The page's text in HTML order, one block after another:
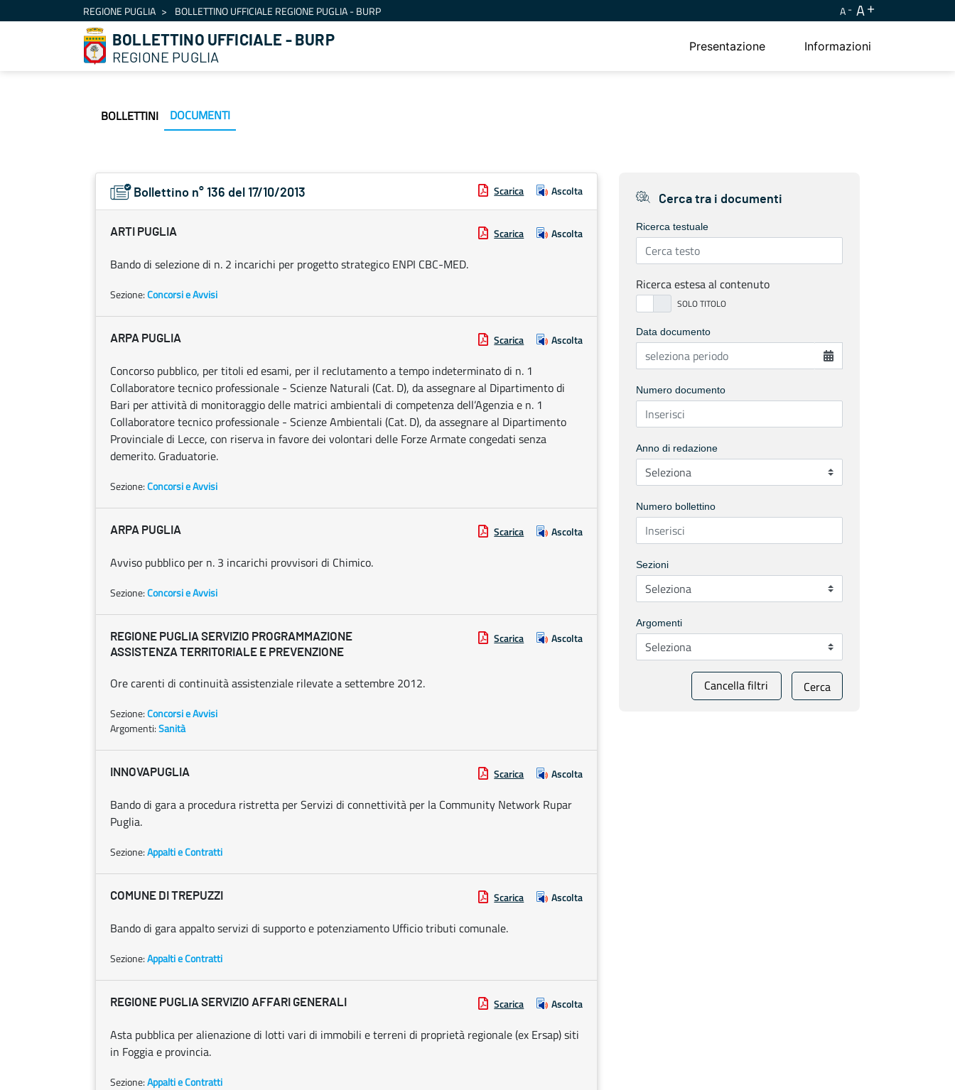
Salta al contenutoREGIONE PUGLIA BOLLETTINO UFFICIALE REGIONE PUGLIA - BURP A A
BOLLETTINO UFFICIALE - BURP
REGIONE PUGLIA
Presentazione Informazioni
BOLLETTINI DOCUMENTI
Bollettino n° 136 del 17/10/2013 Scarica Ascolta
ARTI PUGLIA Scarica Ascolta
Bando di selezione di n. 2 incarichi per progetto strategico ENPI CBC-MED.
Sezione:Concorsi e Avvisi
ARPA PUGLIA Scarica Ascolta
Concorso pubblico, per titoli ed esami, per il reclutamento a tempo indeterminato di n. 1
Collaboratore tecnico professionale - Scienze Naturali (Cat. D), da assegnare al Dipartimento di
Bari per attività di monitoraggio delle matrici ambientali di competenza dell’Agenzia e n. 1
Collaboratore tecnico professionale - Scienze Ambientali (Cat. D), da assegnare al Dipartimento
Provinciale di Lecce, con riserva in favore dei volontari delle Forze Armate congedati senza
demerito. Graduatorie.
Sezione:Concorsi e Avvisi
ARPA PUGLIA Scarica Ascolta
Avviso pubblico per n. 3 incarichi provvisori di Chimico.
Sezione:Concorsi e Avvisi
REGIONE PUGLIA SERVIZIO PROGRAMMAZIONE
ASSISTENZA TERRITORIALE E PREVENZIONE
Scarica Ascolta
Ore carenti di continuità assistenziale rilevate a settembre 2012.
Sezione:Concorsi e Avvisi
Argomenti:Sanità
INNOVAPUGLIA Scarica Ascolta
Bando di gara a procedura ristretta per Servizi di connettività per la Community Network Rupar
Puglia.
Sezione:Appalti e Contratti
COMUNE DI TREPUZZI Scarica Ascolta
Bando di gara appalto servizi di supporto e potenziamento Ufficio tributi comunale.
Sezione:Appalti e Contratti
REGIONE PUGLIA SERVIZIO AFFARI GENERALI Scarica Ascolta
Asta pubblica per alienazione di lotti vari di immobili e terreni di proprietà regionale (ex Ersap) siti
in Foggia e provincia.
Sezione:Appalti e Contratti
Cerca tra i documenti
Ricerca testuale
Ricerca estesa al contenuto
Data documento
Numero documento
Anno di redazione
Numero bollettino
Sezioni
Argomenti
Cancella filtri Cerca